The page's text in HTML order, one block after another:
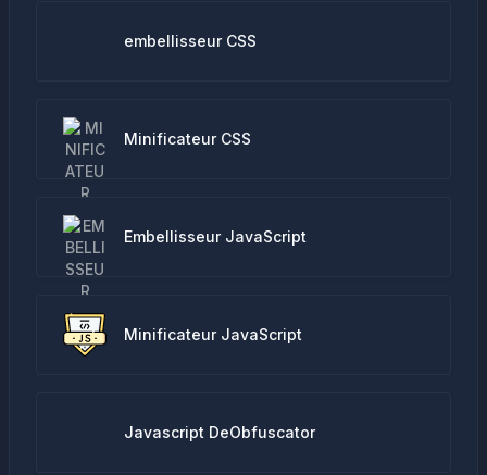
embellisseur CSS
Minificateur CSS
Embellisseur JavaScript
Minificateur JavaScript
Javascript DeObfuscator